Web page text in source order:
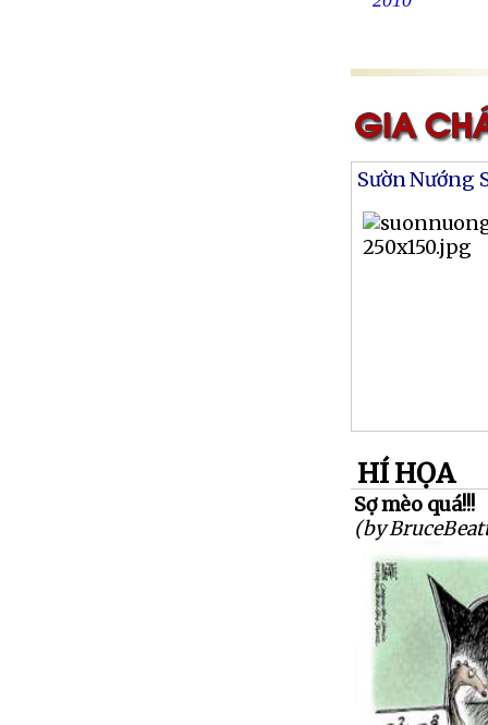
Sườn Nướng
HÍ HỌA
Sợ mèo quá!!!
(by